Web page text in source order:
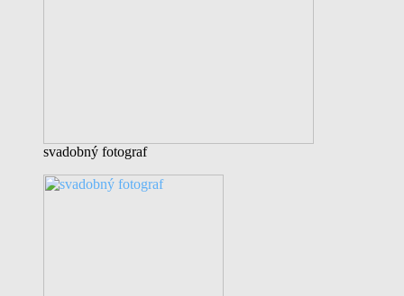
svadobný fotograf